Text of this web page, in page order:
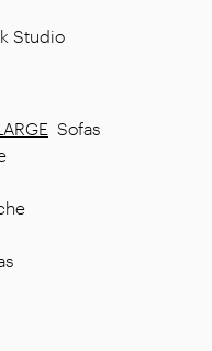
Studio
Sofas